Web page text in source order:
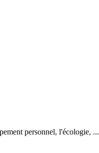
personnel, l'écologie, ...